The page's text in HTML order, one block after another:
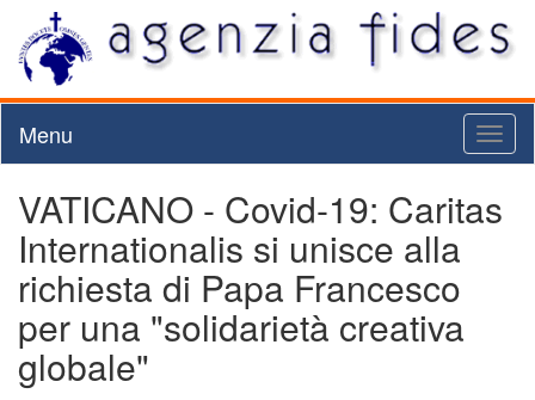
Menu
VATICANO - Covid-19: Caritas
Internationalis si unisce alla
richiesta di Papa Francesco
per una "solidarietà creativa
globale"